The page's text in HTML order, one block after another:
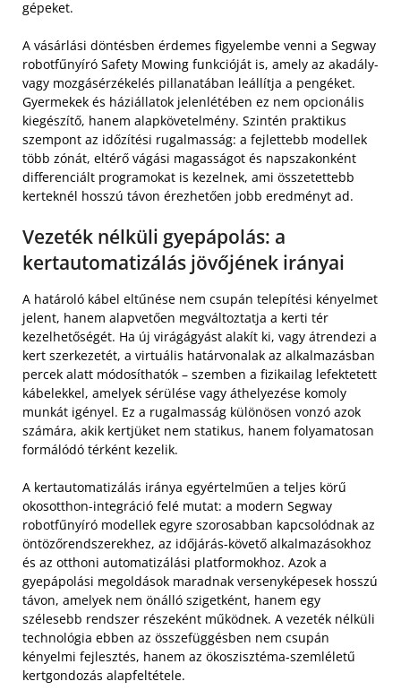
gépeket.
A vásárlási döntésben érdemes figyelembe venni a Segway
robotfűnyíró Safety Mowing funkcióját is, amely az akadály-
vagy mozgásérzékelés pillanatában leállítja a pengéket.
Gyermekek és háziállatok jelenlétében ez nem opcionális
kiegészítő, hanem alapkövetelmény. Szintén praktikus
szempont az időzítési rugalmasság: a fejlettebb modellek
több zónát, eltérő vágási magasságot és napszakonként
differenciált programokat is kezelnek, ami összetettebb
kerteknél hosszú távon érezhetően jobb eredményt ad.
Vezeték nélküli gyepápolás: a
kertautomatizálás jövőjének irányai
A határoló kábel eltűnése nem csupán telepítési kényelmet
jelent, hanem alapvetően megváltoztatja a kerti tér
kezelhetőségét. Ha új virágágyást alakít ki, vagy átrendezi a
kert szerkezetét, a virtuális határvonalak az alkalmazásban
percek alatt módosíthatók – szemben a fizikailag lefektetett
kábelekkel, amelyek sérülése vagy áthelyezése komoly
munkát igényel. Ez a rugalmasság különösen vonzó azok
számára, akik kertjüket nem statikus, hanem folyamatosan
formálódó térként kezelik.
A kertautomatizálás iránya egyértelműen a teljes körű
okosotthon-integráció felé mutat: a modern Segway
robotfűnyíró modellek egyre szorosabban kapcsolódnak az
öntözőrendszerekhez, az időjárás-követő alkalmazásokhoz
és az otthoni automatizálási platformokhoz. Azok a
gyepápolási megoldások maradnak versenyképesek hosszú
távon, amelyek nem önálló szigetként, hanem egy
szélesebb rendszer részeként működnek. A vezeték nélküli
technológia ebben az összefüggésben nem csupán
kényelmi fejlesztés, hanem az ökoszisztéma-szemléletű
kertgondozás alapfeltétele.